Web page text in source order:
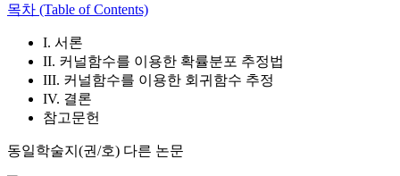
목차 (Table of Contents)
I. 서론
II. 커널함수를 이용한 확률분포 추정법
III. 커널함수를 이용한 회귀함수 추정
IV. 결론
참고문헌
동일학술지(권/호) 다른 논문